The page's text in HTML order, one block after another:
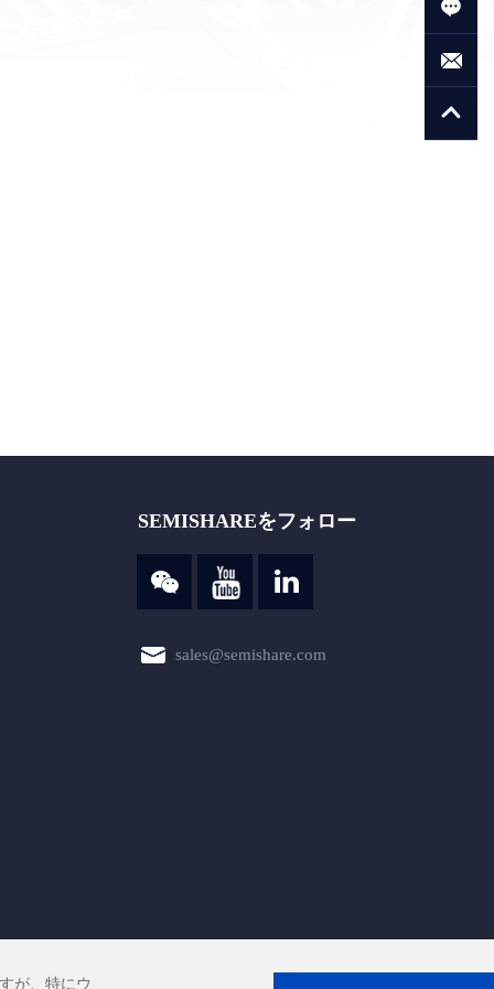
が、特にウ
SEMISHAREをフォロー
sales@semishare.com